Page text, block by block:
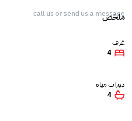
call us or send us a message
ملخص
غرف
4
دورات مياه
4